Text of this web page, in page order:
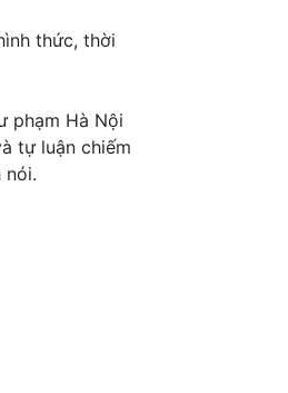
thức, thời
phạm Hà Nội
tự luận chiếm
nói.